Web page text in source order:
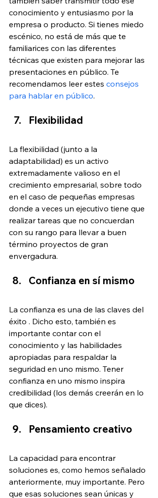
conocimiento y entusiasmo por la
empresa o producto. Si tienes miedo
escénico, no está de más que te
familiarices con las diferentes
técnicas que existen para mejorar las
presentaciones en público. Te
recomendamos leer estes consejos
para hablar en público.
Flexibilidad
La flexibilidad (junto a la
adaptabilidad) es un activo
extremadamente valioso en el
crecimiento empresarial, sobre todo
en el caso de pequeñas empresas
donde a veces un ejecutivo tiene que
realizar tareas que no concuerdan
con su rango para llevar a buen
término proyectos de gran
envergadura.
Confianza en sí mismo
La confianza es una de las claves del
éxito . Dicho esto, también es
importante contar con el
conocimiento y las habilidades
apropiadas para respaldar la
seguridad en uno mismo. Tener
confianza en uno mismo inspira
credibilidad (los demás creerán en lo
que dices).
Pensamiento creativo
La capacidad para encontrar
soluciones es, como hemos señalado
anteriormente, muy importante. Pero
que esas soluciones sean únicas y